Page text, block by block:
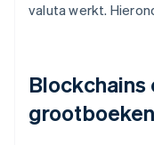
valuta werkt.
grootboeken